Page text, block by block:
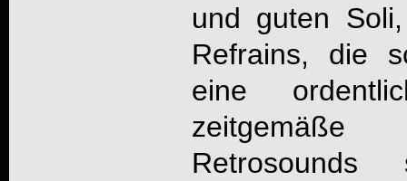
und guten
Refrains, die
eine